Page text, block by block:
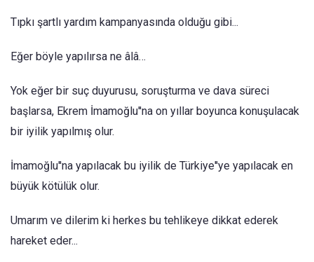
Tıpkı şartlı yardım kampanyasında olduğu gibi...
Eğer böyle yapılırsa ne âlâ…
Yok eğer bir suç duyurusu, soruşturma ve dava süreci
başlarsa, Ekrem İmamoğlu''na on yıllar boyunca konuşulacak
bir iyilik yapılmış olur.
İmamoğlu''na yapılacak bu iyilik de Türkiye''ye yapılacak en
büyük kötülük olur.
Umarım ve dilerim ki herkes bu tehlikeye dikkat ederek
hareket eder...